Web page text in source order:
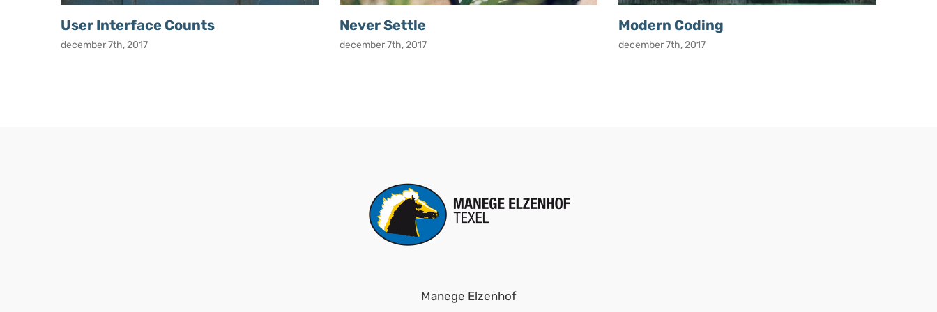
User Interface Counts
december 7th, 2017
Never Settle
december 7th, 2017
Modern Coding
december 7th, 2017
Manege Elzenhof